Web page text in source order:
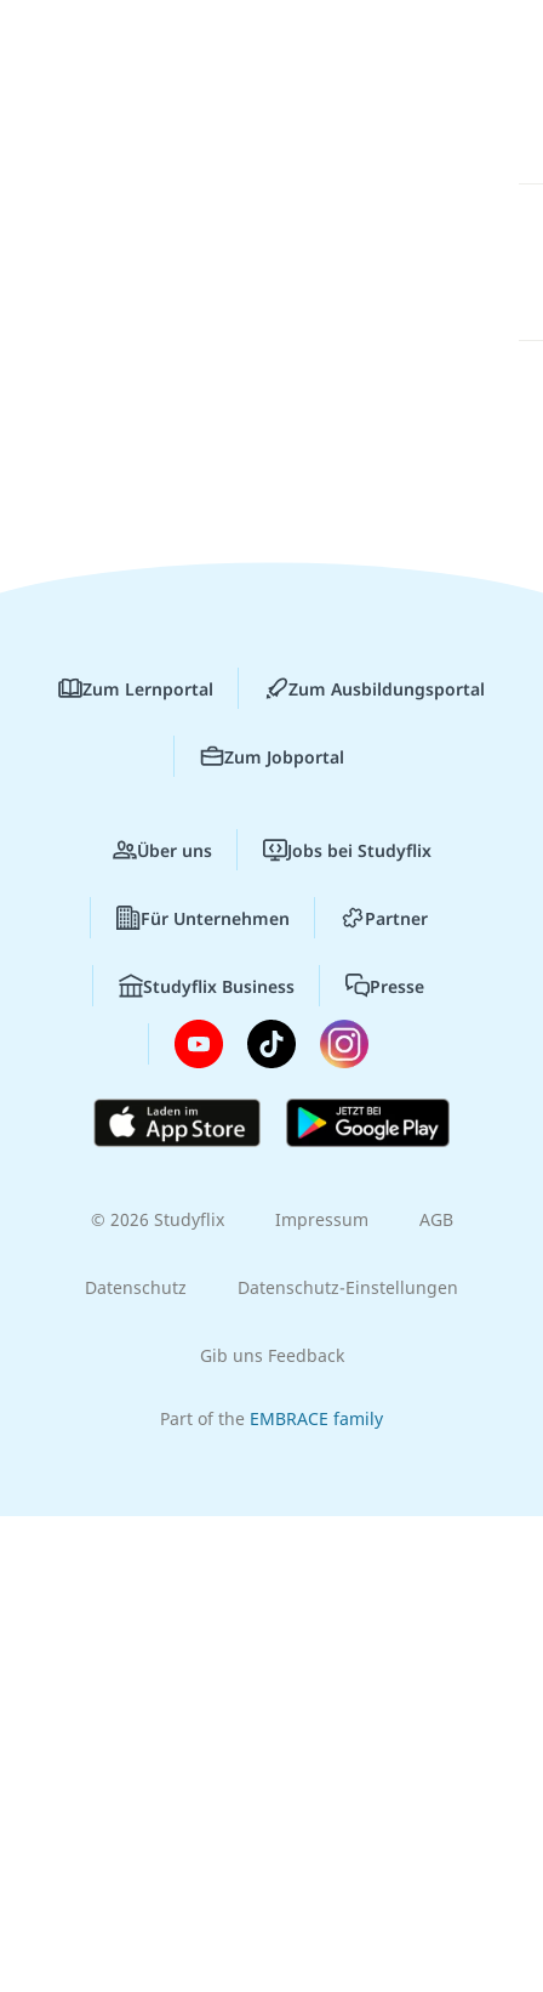
Zum Lernportal Zum Ausbildungsportal
Zum Jobportal
Über uns Jobs bei Studyflix
Für Unternehmen Partner
Studyflix Business Presse
© 2026 Studyflix Impressum AGB
Datenschutz Datenschutz-Einstellungen
Gib uns Feedback
Part of the EMBRACE family